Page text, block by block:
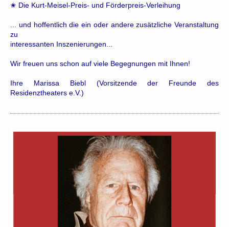
✬ Die Kurt-Meisel-Preis- und Förderpreis-Verleihung
... und hoffentlich die ein oder andere zusätzliche Veranstaltung
zu
interessanten Inszenierungen...
Wir freuen uns schon auf viele Begegnungen mit Ihnen!
Ihre Marissa Biebl (Vorsitzende der Freunde des
Residenztheaters e.V.)